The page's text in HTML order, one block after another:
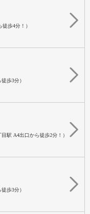
徒歩4分！）
歩3分）
駅 A4出口から徒歩2分！）
歩3分）